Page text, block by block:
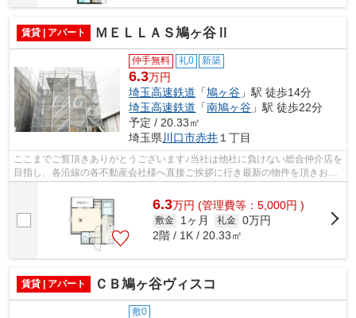
賃貸 | アパート ＭＥＬＬＡＳ鳩ヶ谷Ⅱ
仲手無料 礼0 新築
6.3万円
埼玉高速鉄道 「鳩ヶ谷 」駅 徒歩14分
埼玉高速鉄道 「南鳩ヶ谷 」駅 徒歩22分
予定 / 20.33㎡
埼玉県 川口市赤井 １丁目
ここまでご覧頂きありがとうございます♪当社は他社に負けない総合仲介店を
目指し、各沿線の各不動産会社様へ直接ご挨拶に行き最新の物件を頂きお客
様へ提供しております！最新の情報は...
6.3万円 (管理費等：5,000円 )
敷金 1ヶ月 礼金 0万円
2階 / 1K / 20.33㎡
賃貸 | アパート ＣＢ鳩ヶ谷ヴィスコ
敷0